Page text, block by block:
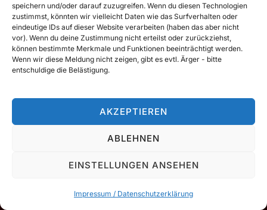
speichern und/oder darauf zuzugreifen. Wenn du diesen Technologien
zustimmst, könnten wir vielleicht Daten wie das Surfverhalten oder
eindeutige IDs auf dieser Website verarbeiten (haben das aber nicht
vor). Wenn du deine Zustimmung nicht erteilst oder zurückziehst,
können bestimmte Merkmale und Funktionen beeinträchtigt werden.
Wenn wir diese Meldung nicht zeigen, gibt es evtl. Ärger - bitte
entschuldige die Belästigung.
AKZEPTIEREN
ABLEHNEN
EINSTELLUNGEN ANSEHEN
Impressum / Datenschutzerklärung
Copyright © 2026 Tobias Dorn
Inspiro ThemebyWPZOOM